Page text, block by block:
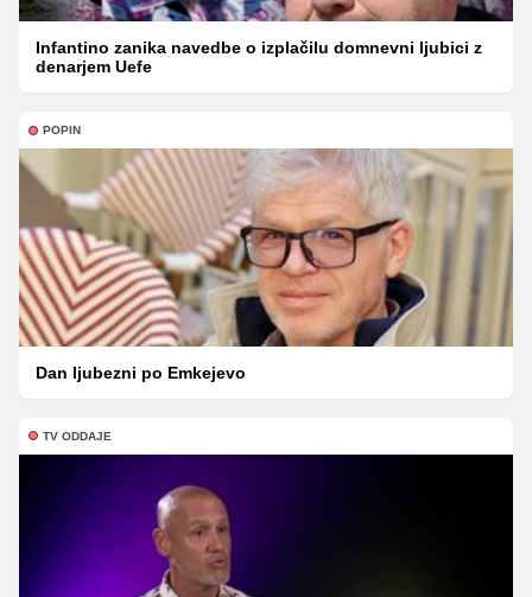
Infantino zanika navedbe o izplačilu domnevni ljubici z
denarjem Uefe
POPIN
Dan ljubezni po Emkejevo
TV ODDAJE